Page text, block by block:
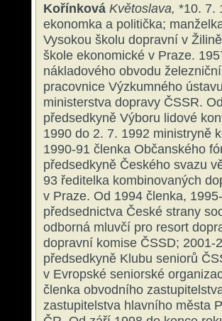
Kořínková Květoslava, *10. 7.
ekonomka a politička;
Vysokou školu dopravní v
škole ekonomické v Praze.
nákladového obvodu
pracovnice Výzkumného
ministerstva dopravy ČSSR.
předsedkyně Výboru lidové
1990 do 2. 7. 1992 ministryně
1990-91 členka Občanského
předsedkyně Českého svazu
93 ředitelka kombinovaných
v Praze. Od 1994 členka,
předsednictva České strany
odborná mluvčí pro resort
dopravní komise ČSSD;
předsedkyně Klubu seniorů
v Evropské seniorské
členka obvodního
zastupitelstva hlavního města